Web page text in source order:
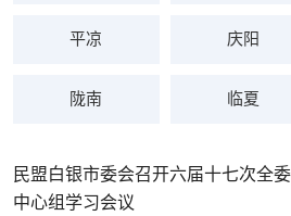
平凉 庆阳
陇南 临夏
民盟白银市委会召开六届十七次全
中心组学习会议